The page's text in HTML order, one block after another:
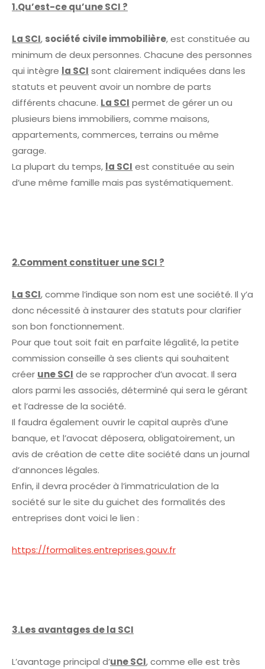
1.Qu’est-ce qu’une SCI ?
La SCI, société civile immobilière, est constituée au
minimum de deux personnes. Chacune des personnes
qui intègre la SCI sont clairement indiquées dans les
statuts et peuvent avoir un nombre de parts
différents chacune. La SCI permet de gérer un ou
plusieurs biens immobiliers, comme maisons,
appartements, commerces, terrains ou même
garage.
La plupart du temps, la SCI est constituée au sein
d’une même famille mais pas systématiquement.
2.Comment constituer une SCI ?
La SCI, comme l’indique son nom est une société. Il y’a
donc nécessité à instaurer des statuts pour clarifier
son bon fonctionnement.
Pour que tout soit fait en parfaite légalité, la petite
commission conseille à ses clients qui souhaitent
créer une SCI de se rapprocher d’un avocat. Il sera
alors parmi les associés, déterminé qui sera le gérant
et l’adresse de la société.
Il faudra également ouvrir le capital auprès d’une
banque, et l’avocat déposera, obligatoirement, un
avis de création de cette dite société dans un journal
d’annonces légales.
Enfin, il devra procéder à l’immatriculation de la
société sur le site du guichet des formalités des
entreprises dont voici le lien :
https://formalites.entreprises.gouv.fr
3.Les avantages de la SCI
L’avantage principal d’une SCI, comme elle est très